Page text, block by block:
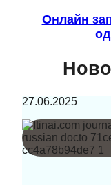
Онлайн
27.06.2025